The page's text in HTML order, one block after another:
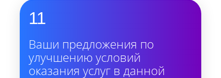
11
Ваши предложения по
улучшению условий
оказания услуг в данной